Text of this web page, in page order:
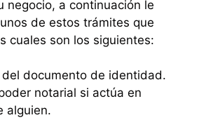
negocio, a continuación le
de estos trámites que
cuales son los siguientes:
del documento de identidad.
notarial si actúa en
alguien.